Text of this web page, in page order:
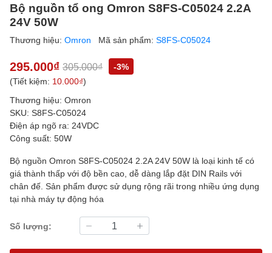
Bộ nguồn tổ ong Omron S8FS-C05024 2.2A
24V 50W
Thương hiệu: Omron Mã sản phẩm: S8FS-C05024
295.000₫ 305.000₫
-3%
(Tiết kiệm: 10.000₫)
Thương hiệu: Omron
SKU: S8FS-C05024
Điện áp ngõ ra: 24VDC
Công suất: 50W
Bộ nguồn Omron S8FS-C05024 2.2A 24V 50W là loại kinh tế có
giá thành thấp với độ bền cao, dễ dàng lắp đặt DIN Rails với
chân đế. Sản phẩm được sử dụng rộng rãi trong nhiều ứng dụng
tại nhà máy tự động hóa
Số lượng: